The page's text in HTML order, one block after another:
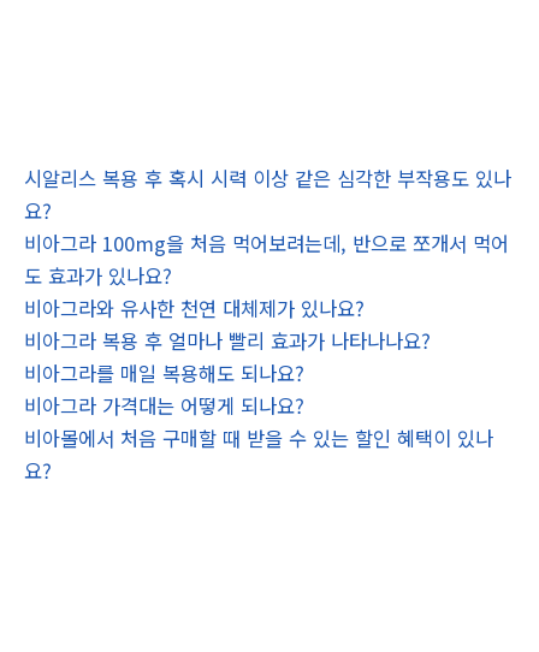
시알리스 복용 후 혹시 시력 이상 같은 심각한 부작용도 있나
요?
비아그라 100mg을 처음 먹어보려는데, 반으로 쪼개서 먹어
도 효과가 있나요?
비아그라와 유사한 천연 대체제가 있나요?
비아그라 복용 후 얼마나 빨리 효과가 나타나나요?
비아그라를 매일 복용해도 되나요?
비아그라 가격대는 어떻게 되나요?
비아몰에서 처음 구매할 때 받을 수 있는 할인 혜택이 있나
요?